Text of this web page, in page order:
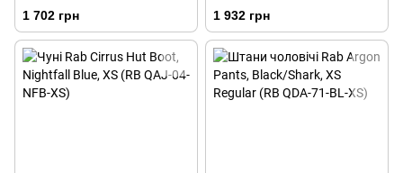
1 702 грн 1 932 грн